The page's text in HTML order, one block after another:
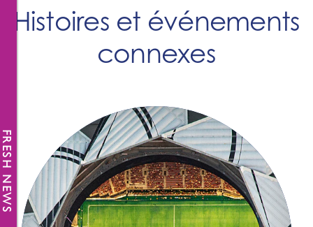
Histoires et événements
connexes
FRESH NEWS